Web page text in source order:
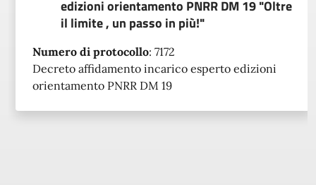
edizioni orientamento PNRR DM 19 "Oltre
il limite , un passo in più!"
Numero di protocollo: 7172
Decreto affidamento incarico esperto edizioni
orientamento PNRR DM 19